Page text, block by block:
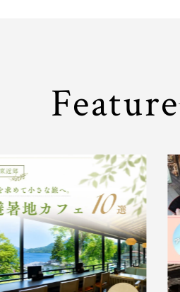
Feature